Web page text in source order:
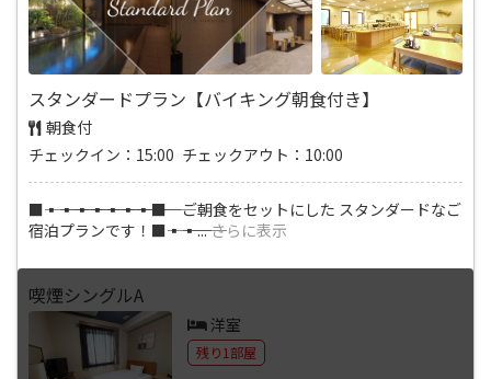
スタンダードプラン【バイキング朝食付き】
朝食付
チェックイン：15:00 チェックアウト：10:00
■―――▪―――▪―――▪―――▪―――▪―――▪―――▪―――■ ご朝食をセットにした スタンダードなご
宿泊プランです！■―――▪―――▪...さらに表示
喫煙シングルA
洋室
残り1部屋